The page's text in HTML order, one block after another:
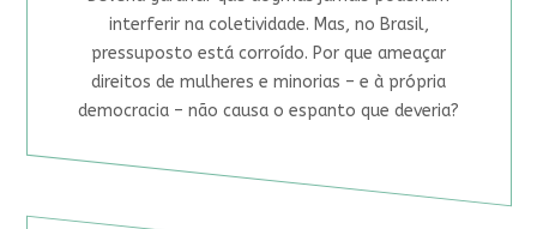
interferir na coletividade. Mas, no Brasil,
pressuposto está corroído. Por que ameaçar
direitos de mulheres e minorias – e à própria
democracia – não causa o espanto que deveria?